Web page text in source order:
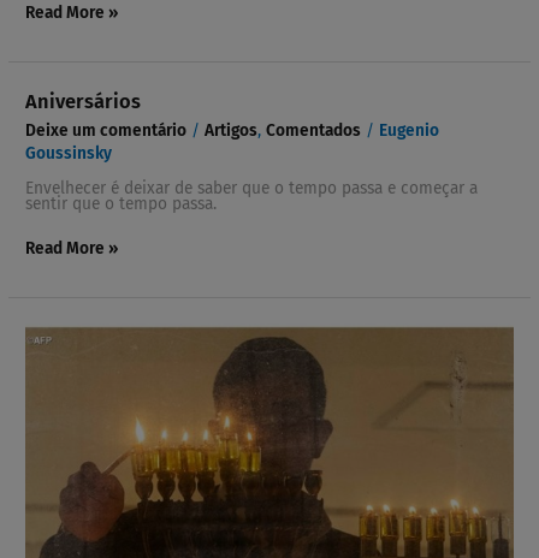
Read More »
Aniversários
Deixe um comentário /Artigos,Comentados / Eugenio
Goussinsky
Envelhecer é deixar de saber que o tempo passa e começar a
sentir que o tempo passa.
Aniversários
Read More »
A